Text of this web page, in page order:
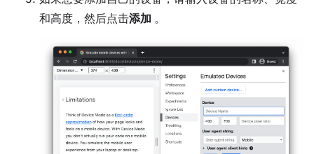
和高度，然后点击添加 。